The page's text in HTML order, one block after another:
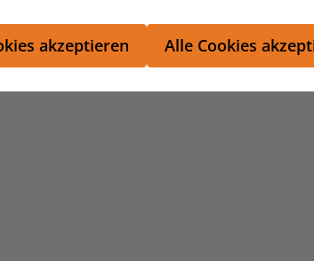
akzeptieren Alle Cookies